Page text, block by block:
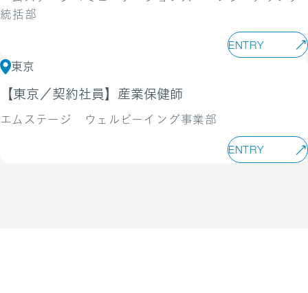
統括部
ENTRY
東京
【東京／契約社員】産業保健師
エムステージ ウェルビーイング事業部
ENTRY